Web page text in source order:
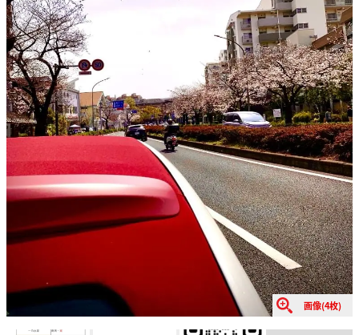
画像(4枚)